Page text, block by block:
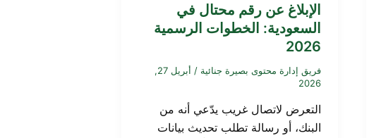
الإبلاغ عن رقم محتال في
السعودية: الخطوات الرسمية
2026
فريق إدارة محتوى بصيرة جنائية/
أبريل 27,
2026
التعرض لاتصال غريب يدّعي أنه من
البنك، أو رسالة تطلب تحديث بيانات